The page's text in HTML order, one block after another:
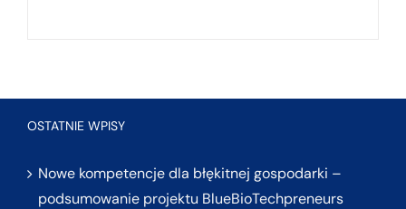
OSTATNIE WPISY
Nowe kompetencje dla błękitnej gospodarki –
podsumowanie projektu BlueBioTechpreneurs